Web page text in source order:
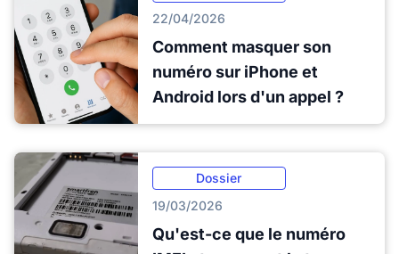
22/04/2026
Comment masquer son
numéro sur iPhone et
Android lors d'un appel ?
Dossier
19/03/2026
Qu'est-ce que le numéro